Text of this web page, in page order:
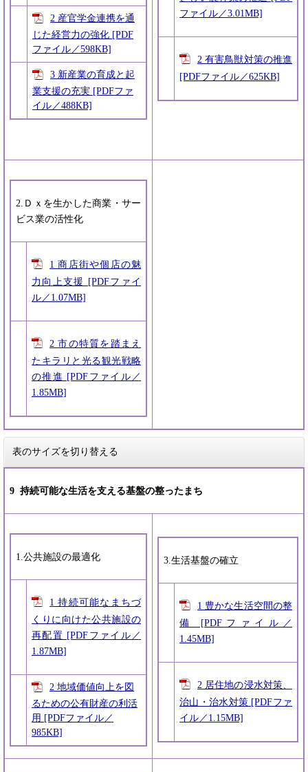
2 産官学金連携を通
じた経営力の強化 [PDF
ファイル／598KB]
3 新産業の育成と起
業支援の充実 [PDFファ
イル／488KB]
ファイル／3.01MB]
2 有害鳥獣対策の推進
[PDFファイル／625KB]
2.Ｄｘを生かした商業・サー
ビス業の活性化
1 商店街や個店の魅
力向上支援 [PDFファイ
ル／1.07MB]
2 市の特質を踏まえ
たキラリと光る観光戦略
の推進 [PDFファイル／
1.85MB]
表のサイズを切り替える
9 持続可能な生活を支える基盤の整ったまち
1.公共施設の最適化
1 持続可能なまちづ
くりに向けた公共施設の
再配置 [PDFファイル／
1.87MB]
2 地域価値向上を図
るための公有財産の利活
用 [PDFファイル／
985KB]
3.生活基盤の確立
1 豊かな生活空間の整
備 [PDFファイル／
1.45MB]
2 居住地の浸水対策、
治山・治水対策 [PDFファ
イル／1.15MB]